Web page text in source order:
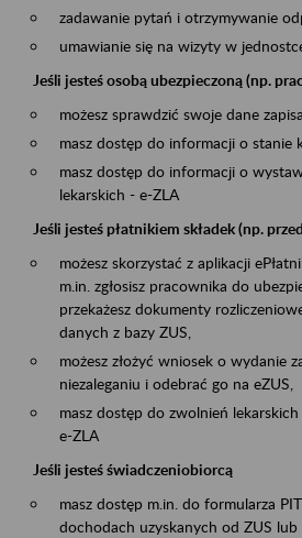
zadawanie pytań i otrzymywanie
umawianie się na wizyty w
Jeśli jesteś osobą ubezpieczoną (np.
możesz sprawdzić swoje dane
masz dostęp do informacji o stanie
masz dostęp do informacji o
lekarskich - e-ZLA
Jeśli jesteś płatnikiem składek (np.
możesz skorzystać z aplikacji
m.in. zgłosisz pracownika do
przekażesz dokumenty
danych z bazy ZUS,
możesz złożyć wniosek o wydanie
niezaleganiu i odebrać go na eZUS,
masz dostęp do zwolnień
e-ZLA
Jeśli jesteś świadczeniobiorcą
masz dostęp m.in. do formularza
dochodach uzyskanych od ZUS lub